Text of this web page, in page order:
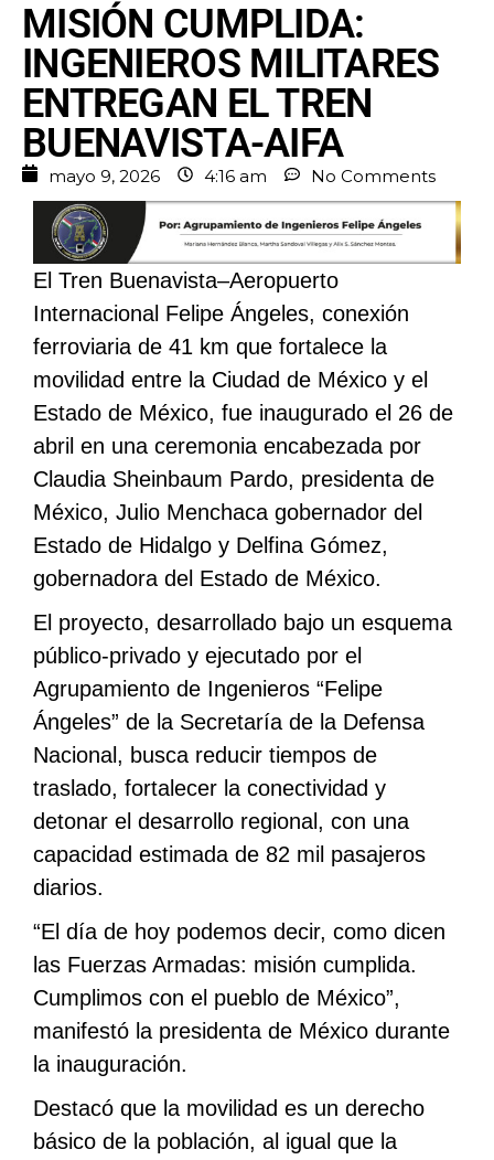
MISIÓN CUMPLIDA:
INGENIEROS MILITARES
ENTREGAN EL TREN
BUENAVISTA-AIFA
mayo 9, 2026 4:16 am No Comments
El Tren Buenavista–Aeropuerto
Internacional Felipe Ángeles, conexión
ferroviaria de 41 km que fortalece la
movilidad entre la Ciudad de México y el
Estado de México, fue inaugurado el 26 de
abril en una ceremonia encabezada por
Claudia Sheinbaum Pardo, presidenta de
México, Julio Menchaca gobernador del
Estado de Hidalgo y Delfina Gómez,
gobernadora del Estado de México.
El proyecto, desarrollado bajo un esquema
público-privado y ejecutado por el
Agrupamiento de Ingenieros “Felipe
Ángeles” de la Secretaría de la Defensa
Nacional, busca reducir tiempos de
traslado, fortalecer la conectividad y
detonar el desarrollo regional, con una
capacidad estimada de 82 mil pasajeros
diarios.
“El día de hoy podemos decir, como dicen
las Fuerzas Armadas: misión cumplida.
Cumplimos con el pueblo de México”,
manifestó la presidenta de México durante
la inauguración.
Destacó que la movilidad es un derecho
básico de la población, al igual que la